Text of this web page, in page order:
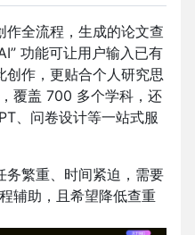
作全流程，生成的论文查
功能可让用户输入已有
创作，更贴合个人研究思
覆盖 700 多个学科，还
、问卷设计等一站式服
务繁重、时间紧迫，需要
辅助，且希望降低查重